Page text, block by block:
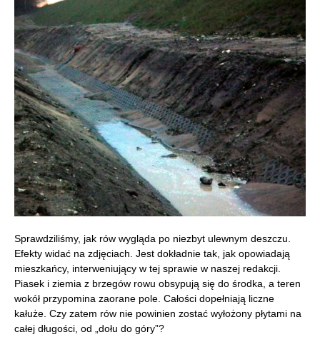
Sprawdziliśmy, jak rów wygląda po niezbyt ulewnym deszczu.
Efekty widać na zdjęciach. Jest dokładnie tak, jak opowiadają
mieszkańcy, interweniujący w tej sprawie w naszej redakcji.
Piasek i ziemia z brzegów rowu obsypują się do środka, a teren
wokół przypomina zaorane pole. Całości dopełniają liczne
kałuże. Czy zatem rów nie powinien zostać wyłożony płytami na
całej długości, od „dołu do góry”?